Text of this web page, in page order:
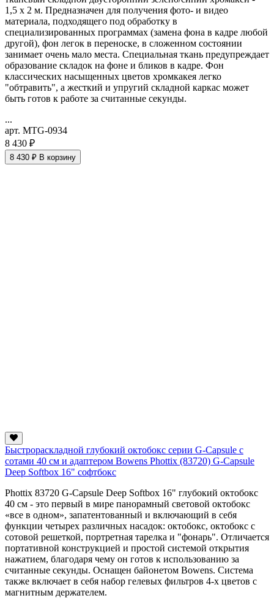
1,5 х 2 м. Предназначен для получения фото- и видео
материала, подходящего под обработку в
специализированных программах (замена фона в кадре любой
другой), фон легок в переноске, в сложенном состоянии
занимает очень мало места. Специальная ткань предупреждает
образование складок на фоне и бликов в кадре. Фон
классических насыщенных цветов хромкакея легко
"обтравить", а жесткий и упругий складной каркас может
быть готов к работе за считанные секунды.
...
арт. MTG-0934
8 430 ₽
8 430 ₽ В корзину
Быстрораскладной глубокий октобокс серии G-Capsule с
сотами 40 см и адаптером Bowens Phottix (83720) G-Capsule
Deep Softbox 16" софтбокс
Phottix 83720 G-Capsule Deep Softbox 16" глубокий октобокс
40 см - это первый в мире панорамный световой октобокс
«все в одном», запатентованный и включающий в себя
функции четырех различных насадок: октобокс, октобокс с
сотовой решеткой, портретная тарелка и "фонарь". Отличается
портативной конструкцией и простой системой открытия
нажатием, благодаря чему он готов к использованию за
считанные секунды. Оснащен байонетом Bowens. Система
также включает в себя набор гелевых фильтров 4-х цветов с
магнитным держателем.